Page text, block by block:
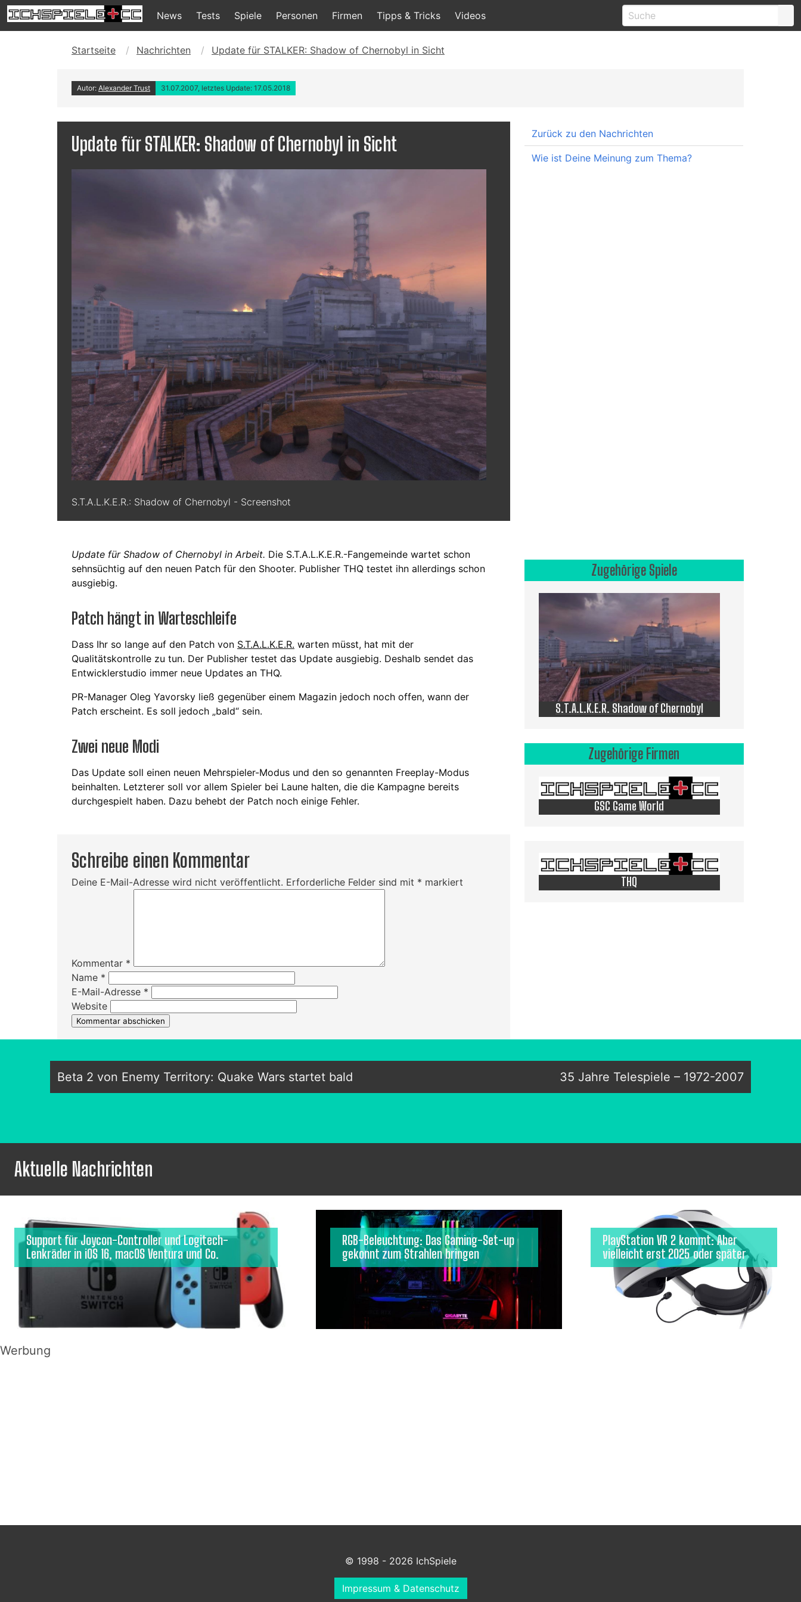
News Tests Spiele Personen Firmen Tipps & Tricks Videos
Startseite Nachrichten Update für STALKER: Shadow of Chernobyl in Sicht
Autor: Alexander Trust 31.07.2007, letztes Update: 17.05.2018
Update für STALKER: Shadow of Chernobyl in Sicht
S.T.A.L.K.E.R.: Shadow of Chernobyl - Screenshot
Update für Shadow of Chernobyl in Arbeit. Die S.T.A.L.K.E.R.-Fangemeinde wartet schon
sehnsüchtig auf den neuen Patch für den Shooter. Publisher THQ testet ihn allerdings schon
ausgiebig.
Patch hängt in Warteschleife
Dass Ihr so lange auf den Patch von S.T.A.L.K.E.R. warten müsst, hat mit der
Qualitätskontrolle zu tun. Der Publisher testet das Update ausgiebig. Deshalb sendet das
Entwicklerstudio immer neue Updates an THQ.
PR-Manager Oleg Yavorsky ließ gegenüber einem Magazin jedoch noch offen, wann der
Patch erscheint. Es soll jedoch „bald“ sein.
Zwei neue Modi
Das Update soll einen neuen Mehrspieler-Modus und den so genannten Freeplay-Modus
beinhalten. Letzterer soll vor allem Spieler bei Laune halten, die die Kampagne bereits
durchgespielt haben. Dazu behebt der Patch noch einige Fehler.
Schreibe einen Kommentar
Deine E-Mail-Adresse wird nicht veröffentlicht. Erforderliche Felder sind mit * markiert
Kommentar *
Name *
E-Mail-Adresse *
Website
Zurück zu den Nachrichten
Wie ist Deine Meinung zum Thema?
Zugehörige Spiele
S.T.A.L.K.E.R. Shadow of Chernobyl
Zugehörige Firmen
GSC Game World
THQ
Beta 2 von Enemy Territory: Quake Wars startet bald 35 Jahre Telespiele – 1972-2007
Aktuelle Nachrichten
Support für Joycon-Controller und Logitech-
Lenkräder in iOS 16, macOS Ventura und Co.
RGB-Beleuchtung: Das Gaming-Set-up
gekonnt zum Strahlen bringen
PlayStation VR 2 kommt: Aber
vielleicht erst 2025 oder später
Werbung
© 1998 - 2026 IchSpiele
Impressum & Datenschutz